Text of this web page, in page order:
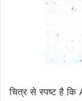
चित्र से स्पष्ट है कि